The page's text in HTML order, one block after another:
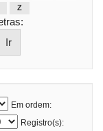
Z
Em ordem:
Registro(s):